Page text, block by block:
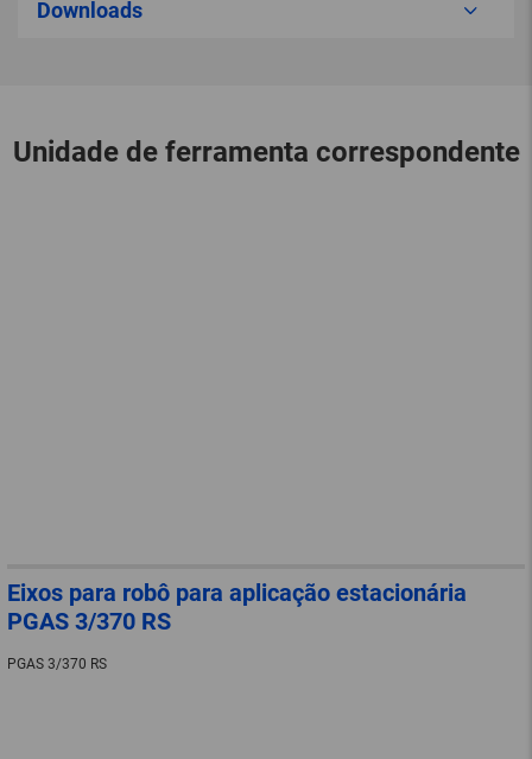
Downloads
Unidade de ferramenta correspondente
Eixos para robô para aplicação estacionária
PGAS 3/370 RS
PGAS 3/370 RS